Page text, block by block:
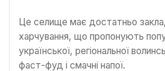
Це селище має достатньо
харчування, що пропонують
української, регіональної
фаст-фуд і смачні напої.